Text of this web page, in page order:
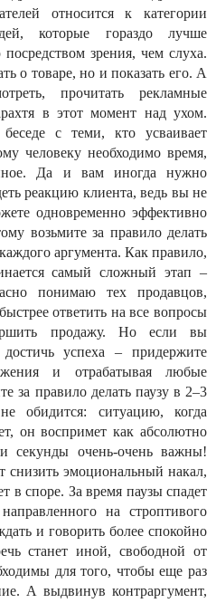
относится к категории
которые гораздо лучше
зрения, чем слуха.
о товаре, но и показать его. А
прочитать рекламные
в этот момент над ухом.
с теми, кто усваивает
человеку необходимо время,
Да и вам иногда нужно
реакцию клиента, ведь вы не
одновременно эффективно
возьмите за правило делать
аргумента. Как правило,
самый сложный этап –
понимаю тех продавцов,
ответить на все вопросы
продажу. Но если вы
достичь успеха – придержите
и отрабатывая любые
за правило делать паузу в 2–3
обидится: ситуацию, когда
он воспримет как абсолютно
секунды очень-очень важны!
снизить эмоциональный накал,
в споре. За время паузы спадет
на строптивого
и говорить более спокойно
станет иной, свободной от
для того, чтобы еще раз
А выдвинув контраргумент,